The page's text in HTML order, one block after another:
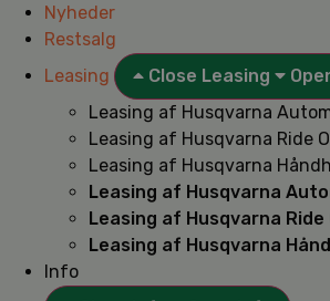
Nyheder
Restsalg
Leasing
Close Leasing
Leasing af Husqvarna
Leasing af Husqvarna Ride
Leasing af Husqvarna
Leasing af Husqvarna
Leasing af Husqvarna Ride
Leasing af Husqvarna
Info